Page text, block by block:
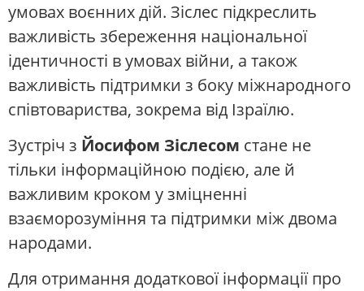
умовах воєнних дій. Зіслес підкреслить
важливість збереження національної
ідентичності в умовах війни, а також
важливість підтримки з боку міжнародного
співтовариства, зокрема від Ізраїлю.
Зустріч з Йосифом Зіслесом стане не
тільки інформаційною подією, але й
важливим кроком у зміцненні
взаєморозуміння та підтримки між двома
народами.
Для отримання додаткової інформації про